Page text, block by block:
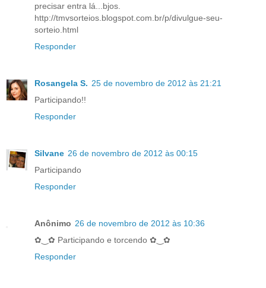
precisar entra lá...bjos.
http://tmvsorteios.blogspot.com.br/p/divulgue-seu-
sorteio.html
Responder
Rosangela S. 25 de novembro de 2012 às 21:21
Participando!!
Responder
Silvane 26 de novembro de 2012 às 00:15
Participando
Responder
Anônimo 26 de novembro de 2012 às 10:36
✿‿✿ Participando e torcendo ✿‿✿
Responder